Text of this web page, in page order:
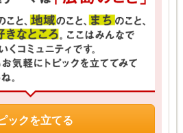
ックを立てる